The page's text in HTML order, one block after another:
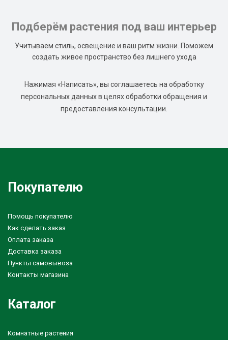
Подберём растения под ваш интерьер
Учитываем стиль, освещение и ваш ритм жизни. Поможем
создать живое пространство без лишнего ухода
Нажимая «Написать», вы соглашаетесь на обработку
персональных данных в целях обработки обращения и
предоставления консультации.
Покупателю
Помощь покупателю
Как сделать заказ
Оплата заказа
Доставка заказа
Пункты самовывоза
Контакты магазина
Каталог
Комнатные растения